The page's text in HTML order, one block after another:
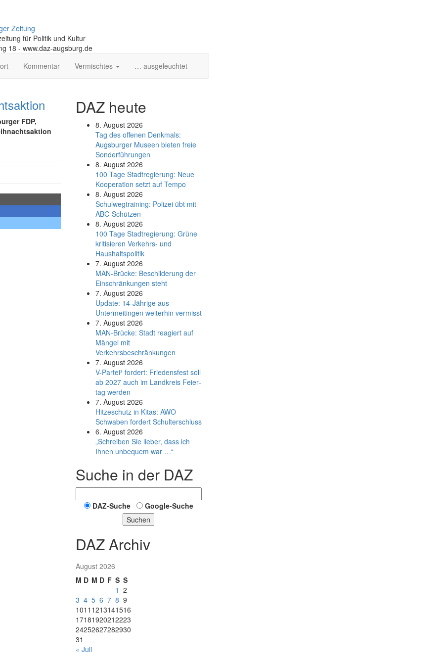
Zeitung
für Politik und Kultur
18 - www.daz-augsburg.de
Kommentar Vermischtes … ausgeleuchtet
FDP,
DAZ heute
8. August 2026
Tag des offenen Denkmals:
Augsburger Museen bieten freie
Sonderführungen
8. August 2026
100 Tage Stadtregierung: Neue
Kooperation setzt auf Tempo
8. August 2026
Schul­weg­trai­ning: Poli­zei übt mit
ABC-Schüt­zen
8. August 2026
100 Tage Stadtregierung: Grüne
kritisieren Verkehrs- und
Haushaltspolitik
7. August 2026
MAN-Brücke: Beschilderung der
Einschränkungen steht
7. August 2026
Update: 14-Jährige aus
Untermeitingen weiterhin vermisst
7. August 2026
MAN-Brücke: Stadt reagiert auf
Mängel mit
Verkehrsbeschränkungen
7. August 2026
V-Partei­³ fordert: Friedens­fest soll
ab 2027 auch im Land­kreis Feier­
tag werden
7. August 2026
Hitzeschutz in Kitas: AWO
Schwaben fordert Schulterschluss
6. August 2026
„Schreiben Sie lieber, dass ich
Ihnen unbequem war …“
Suche in der DAZ
DAZ-Suche
Google-Suche
Suchen
DAZ Archiv
August 2026
M D M D F S S
1 2
3 4 5 6 7 8 9
1011 1213141516
17181920212223
24252627282930
31
« Juli